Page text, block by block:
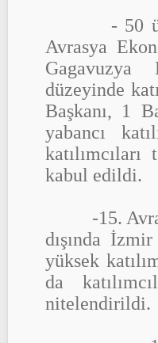
- 50
Avrasya
Gagavuzya
düzeyinde
Başkanı, 1
yabancı
kabul edildi.
-15.
dışında
yüksek
da
nitelendirildi.